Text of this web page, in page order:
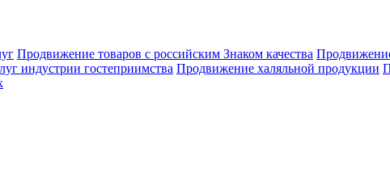
Продвижение товаров с российским Знаком качества
индустрии гостеприимства Продвижение халяльной продукции